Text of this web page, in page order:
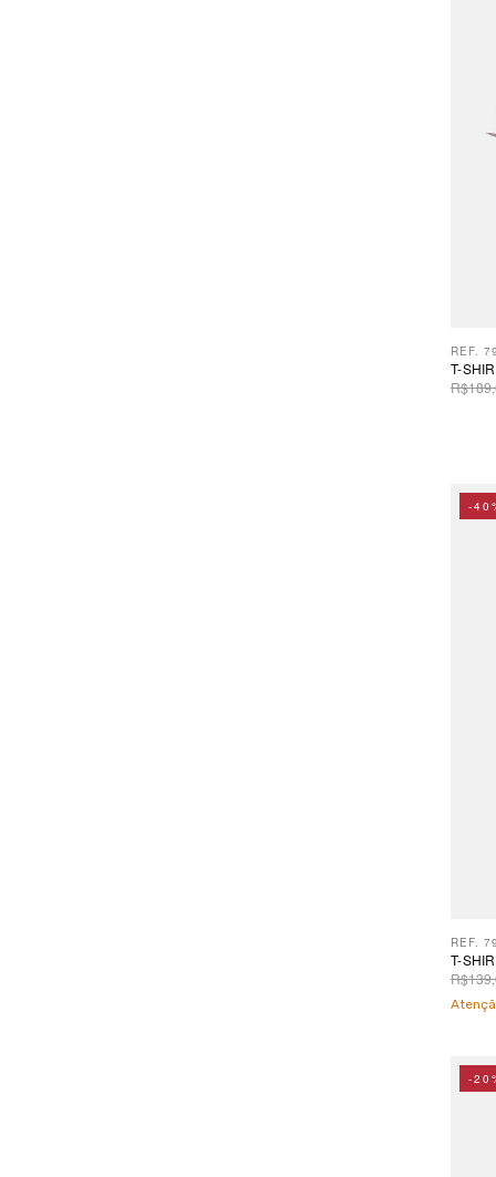
T-
REF.
T-
REF.
-
-